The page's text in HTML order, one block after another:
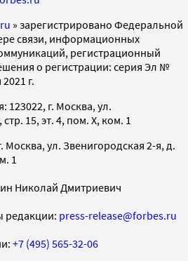
» зарегистрировано Федеральной
связи, информационных
регистрационный
о регистрации: серия Эл №
г.
123022, г. Москва, ул.
15, эт. 4, пом. X, ком. 1
Москва, ул. Звенигородская 2-я, д.
1
Николай Дмитриевич
редакции: press-release@forbes.ru
+7 (495) 565-32-06